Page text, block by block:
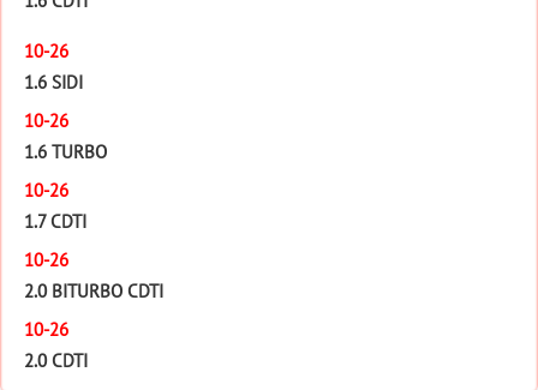
10-26
1.6 SIDI
10-26
1.6 TURBO
10-26
1.7 CDTI
10-26
2.0 BITURBO CDTI
10-26
2.0 CDTI